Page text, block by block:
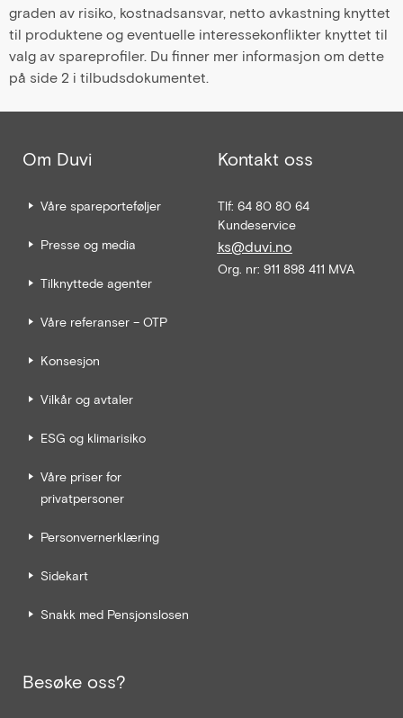
graden av risiko, kostnadsansvar, netto avkastning knyttet
til produktene og eventuelle interessekonflikter knyttet til
valg av spareprofiler. Du finner mer informasjon om dette
på side 2 i tilbudsdokumentet.
Om Duvi
Våre spareporteføljer
Presse og media
Tilknyttede agenter
Våre referanser – OTP
Konsesjon
Vilkår og avtaler
ESG og klimarisiko
Våre priser for
privatpersoner
Personvernerklæring
Sidekart
Snakk med Pensjonslosen
Kontakt oss
Tlf: 64 80 80 64
Kundeservice
ks@duvi.no
Org. nr: 911 898 411 MVA
Besøke oss?